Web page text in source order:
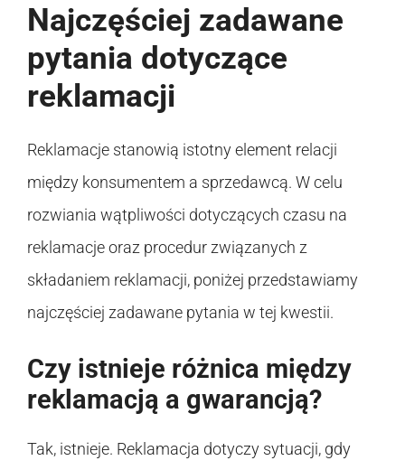
Najczęściej zadawane
pytania dotyczące
reklamacji
Reklamacje stanowią istotny element relacji
między konsumentem a sprzedawcą. W celu
rozwiania wątpliwości dotyczących czasu na
reklamacje oraz procedur związanych z
składaniem reklamacji, poniżej przedstawiamy
najczęściej zadawane pytania w tej kwestii.
Czy istnieje różnica między
reklamacją a gwarancją?
Tak, istnieje. Reklamacja dotyczy sytuacji, gdy